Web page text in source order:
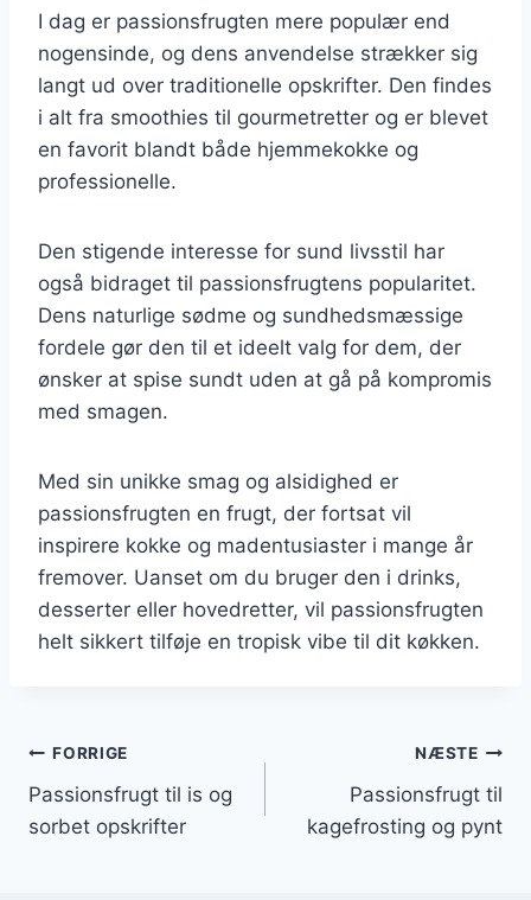
I dag er passionsfrugten mere populær end
nogensinde, og dens anvendelse strækker sig
langt ud over traditionelle opskrifter. Den findes
i alt fra smoothies til gourmetretter og er blevet
en favorit blandt både hjemmekokke og
professionelle.
Den stigende interesse for sund livsstil har
også bidraget til passionsfrugtens popularitet.
Dens naturlige sødme og sundhedsmæssige
fordele gør den til et ideelt valg for dem, der
ønsker at spise sundt uden at gå på kompromis
med smagen.
Med sin unikke smag og alsidighed er
passionsfrugten en frugt, der fortsat vil
inspirere kokke og madentusiaster i mange år
fremover. Uanset om du bruger den i drinks,
desserter eller hovedretter, vil passionsfrugten
helt sikkert tilføje en tropisk vibe til dit køkken.
Indlægsnavigation
FORRIGE
Passionsfrugt til is og
sorbet opskrifter
NÆSTE
Passionsfrugt til
kagefrosting og pynt